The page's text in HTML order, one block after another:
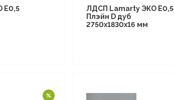
E0,5
ЛДСП Lamarty ЭКО E0,5
Плэйн D дуб
2750х1830х16 мм